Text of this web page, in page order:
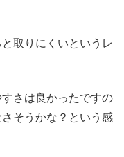
取りにくいというレ
さは良かったですの
そうかな？という感